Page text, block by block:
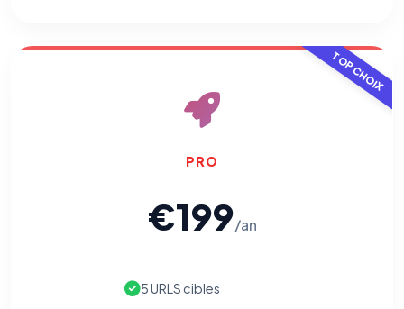
TOP CHOIX
PRO
€199/an
5 URLS cibles